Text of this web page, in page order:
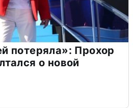
потеряла»: Прохор
о новой